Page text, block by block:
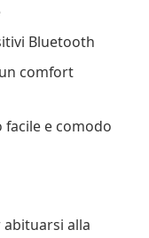
Bluetooth
comfort
facile e comodo
alla